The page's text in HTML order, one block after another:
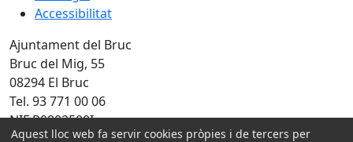
Accessibilitat
Ajuntament del Bruc
Bruc del Mig, 55
08294 El Bruc
Tel. 93 771 00 06
NIF P0802500I
Aquest lloc web fa servir cookies pròpies i de tercers per